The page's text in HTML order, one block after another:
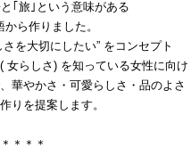
｢旅｣という意味がある
ら作りました。
を大切にしたい” をコンセプト
女らしさ) を知っている女性に向け
華やかさ・可愛らしさ・品のよさ
りを提案します。
＊＊＊